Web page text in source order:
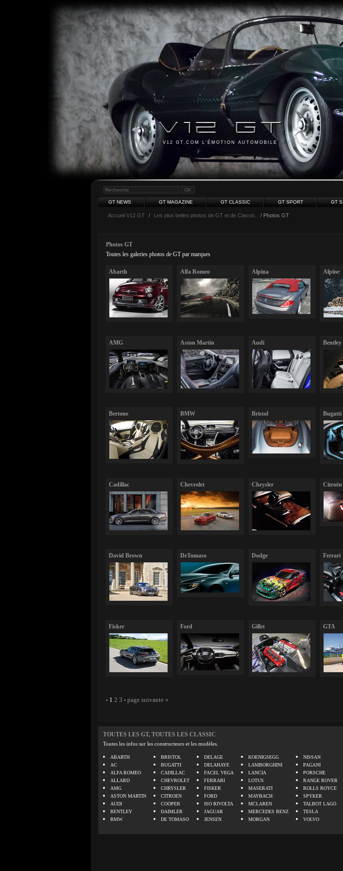
V12 GT.COM L'ÉMOTION AUTOMOBILE
GT NEWS GT MAGAZINE GT CLASSIC GT SPORT GT
Accueil V12 GT / Les plus belles photos de GT et de Classic. / Photos GT
Photos GT
Toutes les galeries photos de GT par marques
Abarth Alfa Romeo Alpina Alpine
AMG Aston Martin Audi Bentley
Bertone BMW Bristol Bugatti
Cadillac Chevrolet Chrysler Citroën
David Brown DeTomaso Dodge Ferrari
Fisker Ford Gillet GTA
- 1 2 3 - page suivante »
TOUTES LES GT, TOUTES LES CLASSIC
Toutes les infos sur les constructeurs et les modèles.
ABARTH
AC
ALFA ROMEO
ALLARD
AMG
ASTON MARTIN
AUDI
BENTLEY
BMW
BRISTOL
BUGATTI
CADILLAC
CHEVROLET
CHRYSLER
CITROEN
COOPER
DAIMLER
DE TOMASO
DELAGE
DELAHAYE
FACEL VEGA
FERRARI
FISKER
FORD
ISO RIVOLTA
JAGUAR
JENSEN
KOENIGSEGG
LAMBORGHINI
LANCIA
LOTUS
MASERATI
MAYBACH
MCLAREN
MERCEDES BENZ
MORGAN
NISSAN
PAGANI
PORSCHE
RANGE ROVER
ROLLS ROYCE
SPYKER
TALBOT LAGO
TESLA
VOLVO